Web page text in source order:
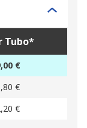
Tubo*
€
€
€